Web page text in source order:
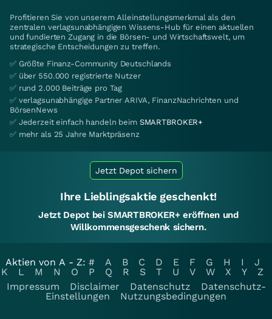
Profitieren Sie von unserem Alleinstellungsmerkmal als den
zentralen verlagsunabhängigen Wissens-Hub für einen aktuellen
und fundierten Zugang in die Börsen- und Wirtschaftswelt, um
strategische Entscheidungen zu treffen.
✅ Größte Finanz-Community Deutschlands
✅ über 550.000 registrierte Nutzer
✅ rund 2.000 Beiträge pro Tag
✅ verlagsunabhängige Partner ARIVA, FinanzNachrichten und
BörsenNews
✅ Jederzeit einfach handeln beim SMARTBROKER+
✅ mehr als 25 Jahre Marktpräsenz
Jetzt Depot sichern
Ihre Lieblingsaktie geschenkt!
Jetzt Depot bei SMARTBROKER+ eröffnen und
Willkommensgeschenk sichern.
Aktien von A - Z: # A B C D E F G H I
J
K
L M N O P Q R S T U V W X Y
Z
Impressum
Disclaimer Datenschutz
Datenschutz-
Einstellungen
Nutzungsbedingungen